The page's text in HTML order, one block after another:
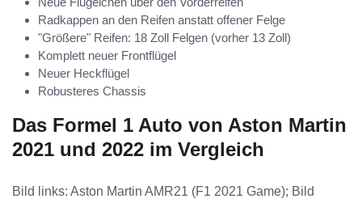
Radkappen an den Reifen anstatt offener Felge
"Größere" Reifen: 18 Zoll Felgen (vorher 13 Zoll)
Komplett neuer Frontflügel
Neuer Heckflügel
Robusteres Chassis
Das Formel 1 Auto von Aston Martin
2021 und 2022 im Vergleich
Bild links: Aston Martin AMR21 (F1 2021 Game); Bild